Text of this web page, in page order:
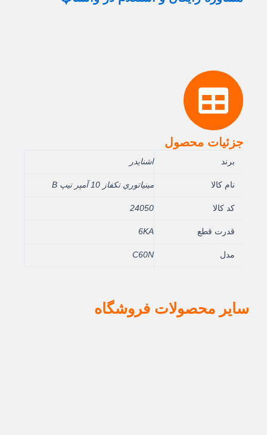
جزئیات محصول
اشنایدر
نام کالا مينياتوري تکفاز 10 آمپر تيپ B
کد کالا 24050
قدرت قطع 6KA
C60N
سایر محصولات فروشگاه